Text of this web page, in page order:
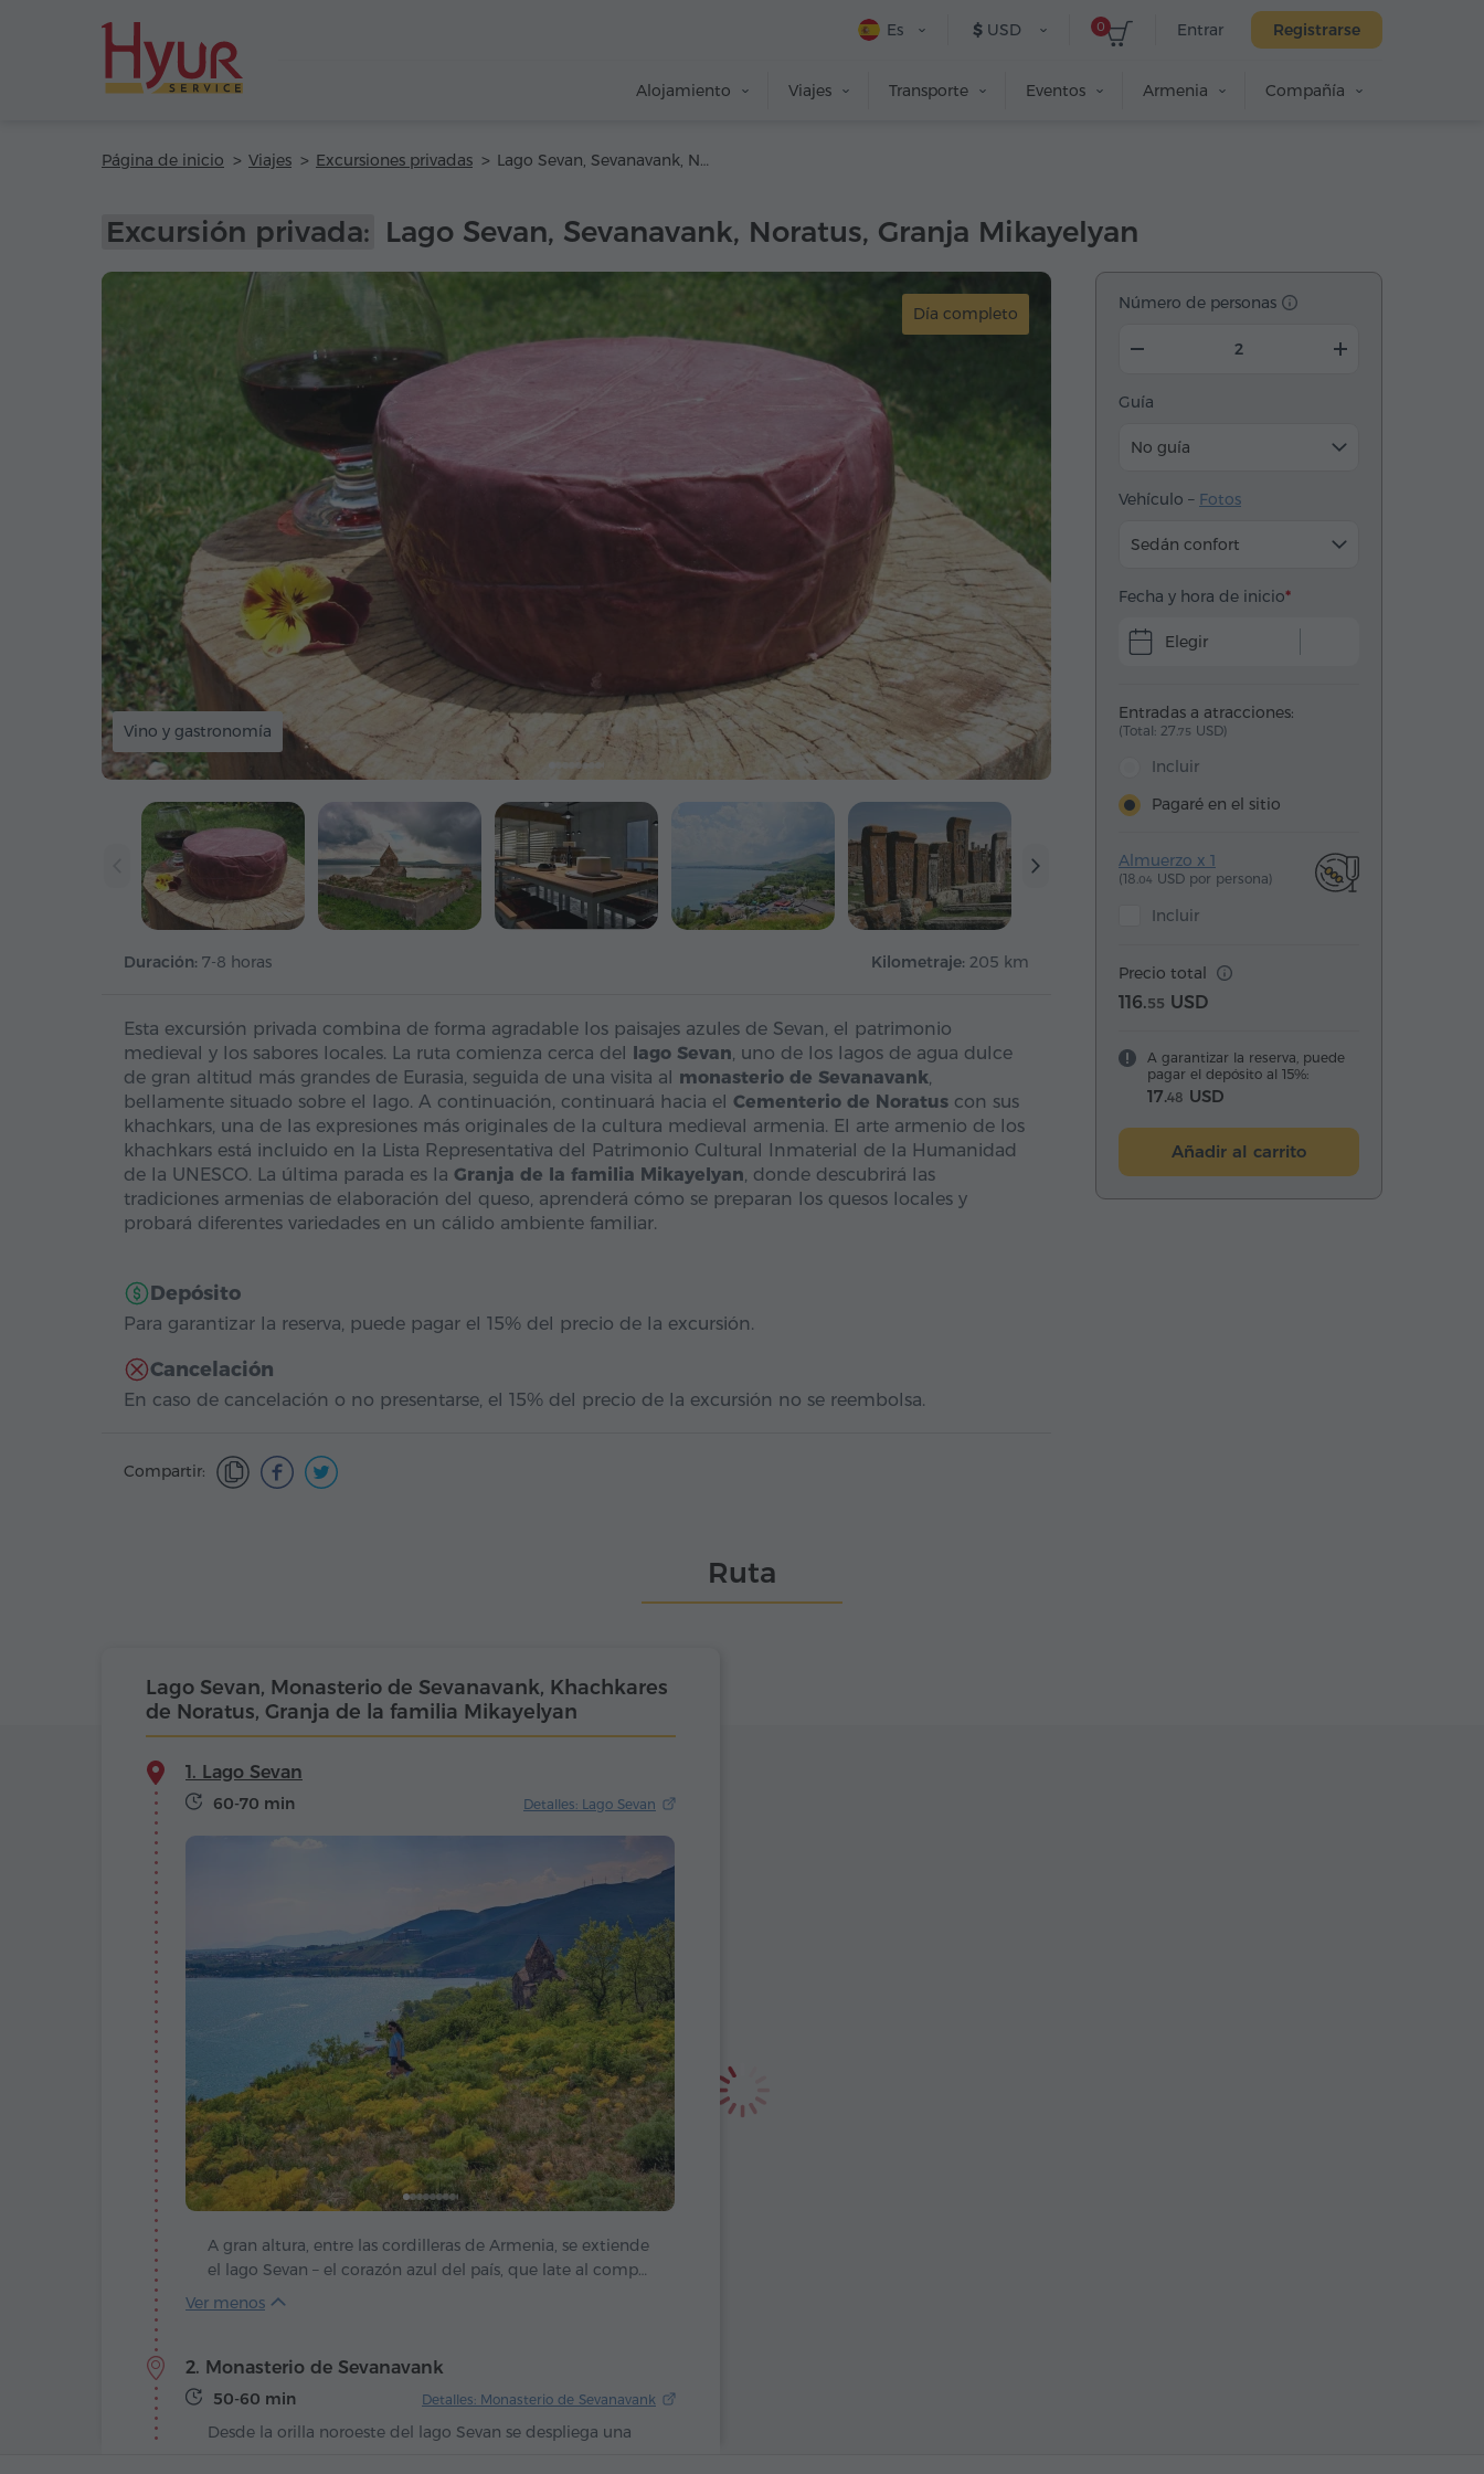
Entrar Registrarse
0
$ USD
Es
Alojamiento Viajes Transporte Eventos Armenia Compañía
Página de inicio Viajes Excursiones privadas Lago Sevan, Sevanavank, Noratus, Granja Mikayelyan
Excursión privada: Lago Sevan, Sevanavank, Noratus, Granja Mikayelyan
Día completo
Vino y gastronomía
Duración: 7-8 horas Kilometraje: 205 km
Esta excursión privada combina de forma agradable los paisajes azules de Sevan, el patrimonio
medieval y los sabores locales. La ruta comienza cerca del lago Sevan, uno de los lagos de agua dulce
de gran altitud más grandes de Eurasia, seguida de una visita al monasterio de Sevanavank,
bellamente situado sobre el lago. A continuación, continuará hacia el Cementerio de Noratus con sus
khachkars, una de las expresiones más originales de la cultura medieval armenia. El arte armenio de los
khachkars está incluido en la Lista Representativa del Patrimonio Cultural Inmaterial de la Humanidad
de la UNESCO. La última parada es la Granja de la familia Mikayelyan, donde descubrirá las
tradiciones armenias de elaboración del queso, aprenderá cómo se preparan los quesos locales y
probará diferentes variedades en un cálido ambiente familiar.
Depósito
Para garantizar la reserva, puede pagar el 15% del precio de la excursión.
Cancelación
En caso de cancelación o no presentarse, el 15% del precio de la excursión no se reembolsa.
Compartir:
Número de personas
Guía
No guía
Vehículo – Fotos
Sedán confort
Fecha y hora de inicio
Elegir
Entradas a atracciones:
(Total: 27.75 USD)
Incluir
Pagaré en el sitio
Almuerzo x 1
(18.04 USD por persona)
Incluir
Precio total
116.55 USD
A garantizar la reserva, puede
pagar el depósito al 15%:
17.48 USD
Añadir al carrito
Ruta
Lago Sevan, Monasterio de Sevanavank, Khachkares
de Noratus, Granja de la familia Mikayelyan
1. Lago Sevan
60-70 min Detalles: Lago Sevan
A gran altura, entre las cordilleras de Armenia, se extiende
el lago Sevan – el corazón azul del país, que late al compás
del viento y del sol. La leyenda cuenta que aquí, antaño, se
un regalo invaluable.
2. Monasterio de Sevanavank
50-60 min Detalles: Monasterio de Sevanavank
Desde la orilla noroeste del lago Sevan se despliega una